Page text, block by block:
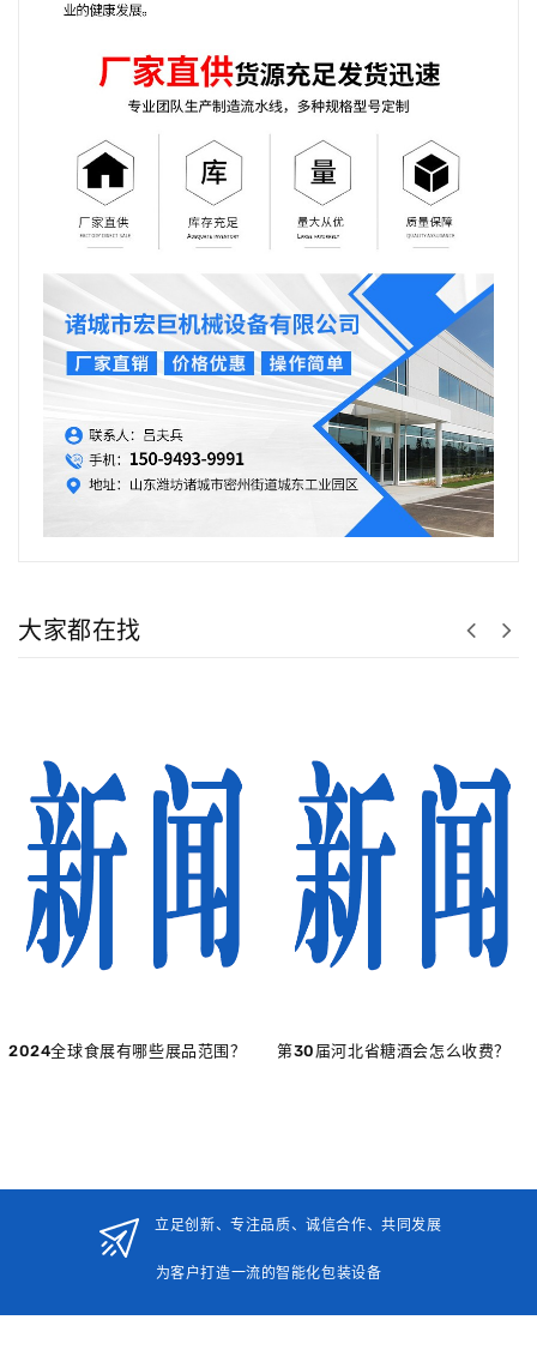
大家都在找
2024全球食展有哪些展品范围？ 第30届河北省糖酒会怎么收费？
立足创新、专注品质、诚信合作、共同发展
为客户打造一流的智能化包装设备